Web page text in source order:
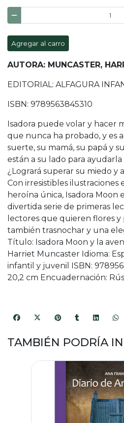
Agregar al carro
AUTORA: MUNCASTER,
EDITORIAL: ALFAGURA
ISBN: 9789563845310
Isadora puede volar y hacer
que nunca ha probado, y es
suerte, su mamá, su papá y
están a su lado para
¿Logrará superar su miedo y
Con irresistibles ilustraciones
heroína única, Isadora Moon
divertida serie de primeras
lectores que quieren flores
también trasnochar y una
Título: Isadora Moon y la
Harriet Muncaster Idioma:
infantil y juvenil ISBN:
20,2 cm Encuadernación:
TAMBIÉN PODRÍA